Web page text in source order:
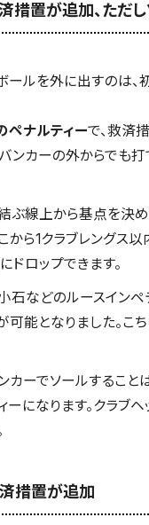
措置が追加、ただ
ールを外に出すのは、
ペナルティーで、救済
ンカーの外からでも
ぶ線上から基点を決
から1クラブレングス
ドロップできます。
石などのルースインペ
可能となりました。こ
カーでソールすること
ーになります。クラブ
措置が追加